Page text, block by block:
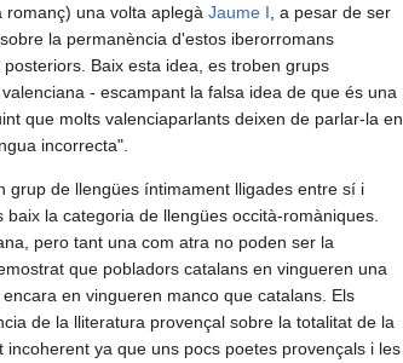
una volta aplegà Jaume I , a pesar de ser
la permanència d'estos iberorromans
Baix esta idea, es troben grups
- escampant la falsa idea de que és una
que molts valenciaparlants deixen de parlar-la en
incorrecta".
grup de llengües íntimament lligades entre sí i
la categoria de llengües occità-romàniques.
pero tant una com atra no poden ser la
que pobladors catalans en vingueren una
en vingueren manco que catalans. Els
de la lliteratura provençal sobre la totalitat de la
ya que uns pocs poetes provençals i les